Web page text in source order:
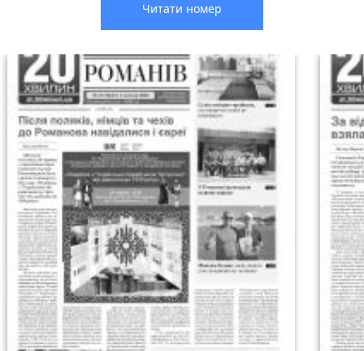
Читати номер